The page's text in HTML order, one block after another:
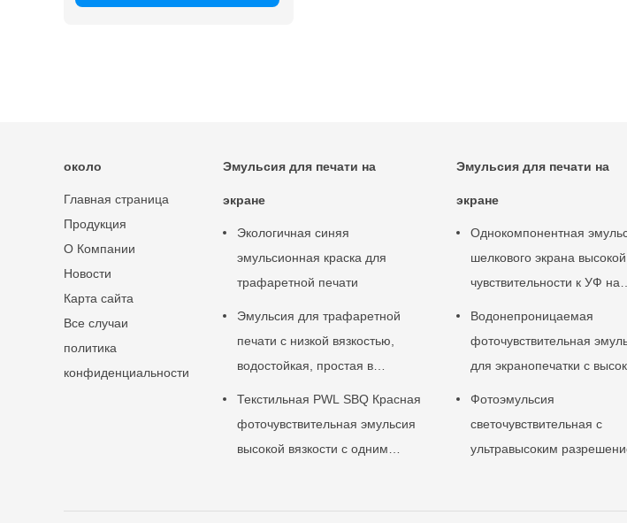
около
Главная страница
Продукция
О Компании
Новости
Карта сайта
Все случаи
политика
конфиденциальности
Эмульсия для печати на
экране
Экологичная синяя
эмульсионная краска для
трафаретной печати
Эмульсия для трафаретной
печати с низкой вязкостью,
водостойкая, простая в
Текстильная PWL SBQ Красная
фоточувствительная эмульсия
высокой вязкости с одним
Эмульсия для печати на
экране
Однокомпонентная
шелкового экрана высокой
чувствительности к УФ на
Водонепроницаемая
фоточувствительная
для экранопечатки с
Фотоэмульсия
светочувствительная с
ультравысоким